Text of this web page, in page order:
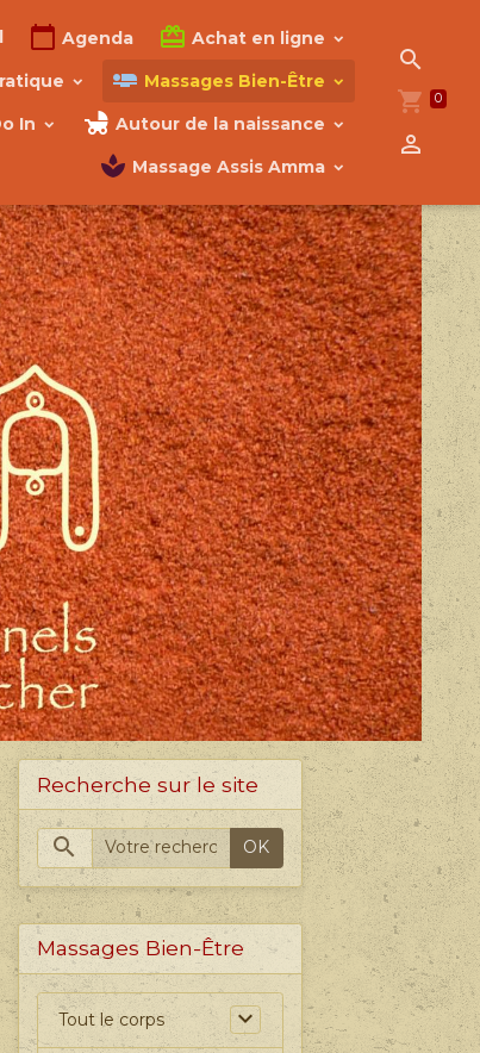
Agenda
Achat en ligne
Massages Bien-Être
In
Autour de la naissance
Massage Assis Amma
0
Recherche sur le site
OK
Massages Bien-Être
Tout le corps